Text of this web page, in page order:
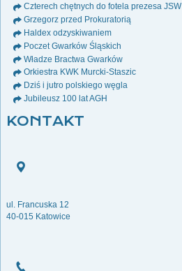
Czterech chętnych do fotela prezesa JSW
Grzegorz przed Prokuratorią
Haldex odzyskiwaniem
Poczet Gwarków Śląskich
Władze Bractwa Gwarków
Orkiestra KWK Murcki-Staszic
Dziś i jutro polskiego węgla
Jubileusz 100 lat AGH
KONTAKT
ul. Francuska 12
40-015 Katowice